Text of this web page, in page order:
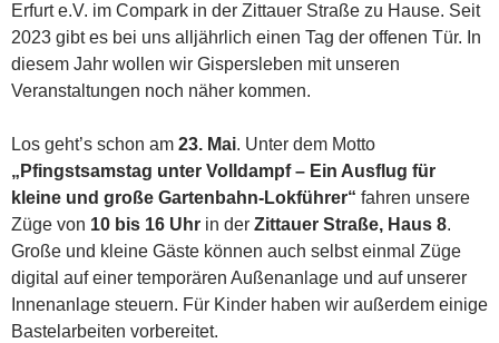
Erfurt e.V. im Compark in der Zittauer Straße zu Hause. Seit
2023 gibt es bei uns alljährlich einen Tag der offenen Tür. In
diesem Jahr wollen wir Gispersleben mit unseren
Veranstaltungen noch näher kommen.
Los geht’s schon am 23. Mai. Unter dem Motto
„Pfingstsamstag unter Volldampf – Ein Ausflug für
kleine und große Gartenbahn-Lokführer“ fahren unsere
Züge von 10 bis 16 Uhr in der Zittauer Straße, Haus 8.
Große und kleine Gäste können auch selbst einmal Züge
digital auf einer temporären Außenanlage und auf unserer
Innenanlage steuern. Für Kinder haben wir außerdem einige
Bastelarbeiten vorbereitet.